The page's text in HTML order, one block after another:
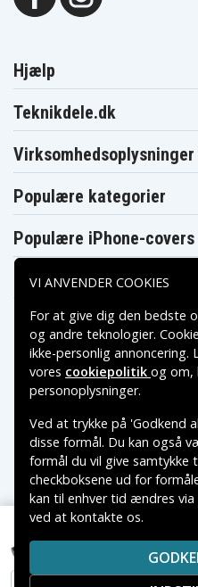
Honeywell 1911i, 3,7V,
Hjælp
Teknikdele.dk
Virksomhedsoplysninger
Populære kategorier
Populære iPhone-covers
Populære Samsung-
Betalingsmuligheder
Leveringsmuligheder
Copyright ©
VAREMÆRKER NÆVNT
RESPEKTIVE
VI ANVENDER COOKIES
For at give dig den bedste
og andre teknologier.
ikke-personlig
vores cookiepolitik og om,
personoplysninger.
Ved at trykke på 'Godkend
disse formål. Du kan også
formål du vil give samtykke
checkboksene ud for
kan til enhver tid ændres
ved at kontakte os.